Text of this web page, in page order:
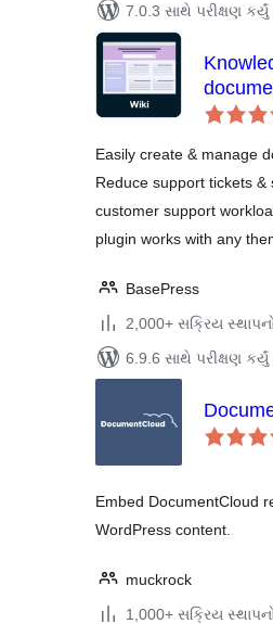
7.0.3 સાથે પરીક્ષણ
plugin –
Easily create & manage
Reduce support tickets &
customer support
plugin works with any
BasePress
2,000+ સક્રિય સ્થાપનો
6.9.6 સાથે પરીક્ષણ
Embed DocumentCloud
WordPress content.
muckrock
1,000+ સક્રિય સ્થાપનો